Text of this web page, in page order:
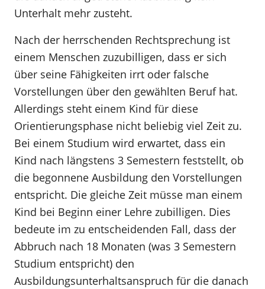
Unterhalt mehr zusteht.
Nach der herrschenden Rechtsprechung ist
einem Menschen zuzubilligen, dass er sich
über seine Fähigkeiten irrt oder falsche
Vorstellungen über den gewählten Beruf hat.
Allerdings steht einem Kind für diese
Orientierungsphase nicht beliebig viel Zeit zu.
Bei einem Studium wird erwartet, dass ein
Kind nach längstens 3 Semestern feststellt, ob
die begonnene Ausbildung den Vorstellungen
entspricht. Die gleiche Zeit müsse man einem
Kind bei Beginn einer Lehre zubilligen. Dies
bedeute im zu entscheidenden Fall, dass der
Abbruch nach 18 Monaten (was 3 Semestern
Studium entspricht) den
Ausbildungsunterhaltsanspruch für die danach